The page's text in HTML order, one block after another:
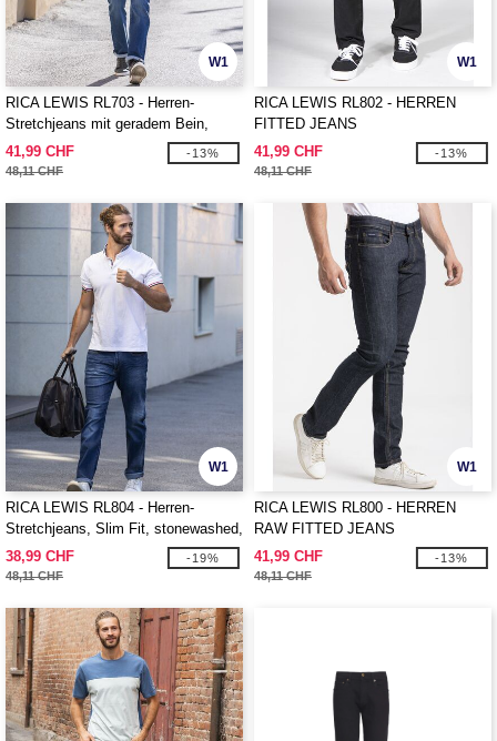
W1
RICA LEWIS RL703 - Herren-
Stretchjeans mit geradem Bein,
stonewashed
41,99 CHF
48,11 CHF
-13%
W1
RICA LEWIS RL802 - HERREN
FITTED JEANS
41,99 CHF
48,11 CHF
-13%
W1
RICA LEWIS RL804 - Herren-
Stretchjeans, Slim Fit, stonewashed,
gebürstet
38,99 CHF
48,11 CHF
-19%
W1
RICA LEWIS RL800 - HERREN
RAW FITTED JEANS
41,99 CHF
48,11 CHF
-13%